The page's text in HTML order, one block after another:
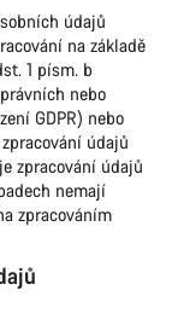
údajů
na základě
1 písm. b
nebo
GDPR) nebo
údajů
zpracování údajů
nemají
zpracováním